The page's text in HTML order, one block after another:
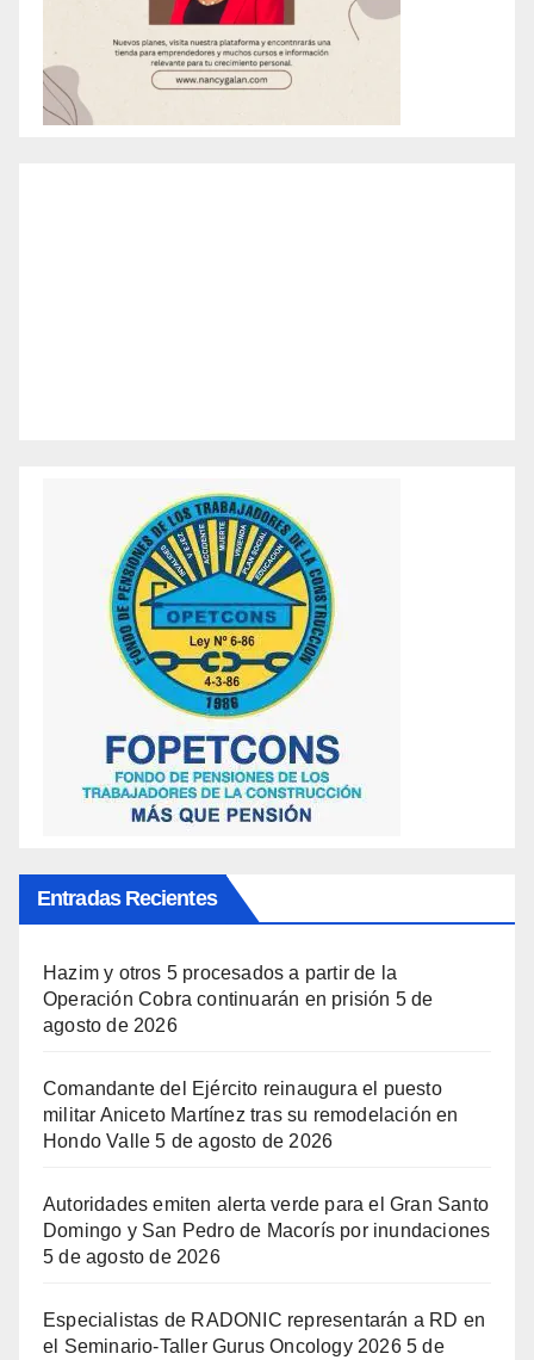
Entradas Recientes
Hazim y otros 5 procesados a partir de la
Operación Cobra continuarán en prisión 5 de
agosto de 2026
Comandante del Ejército reinaugura el puesto
militar Aniceto Martínez tras su remodelación en
Hondo Valle 5 de agosto de 2026
Autoridades emiten alerta verde para el Gran Santo
Domingo y San Pedro de Macorís por inundaciones
5 de agosto de 2026
Especialistas de RADONIC representarán a RD en
el Seminario-Taller Gurus Oncology 2026 5 de